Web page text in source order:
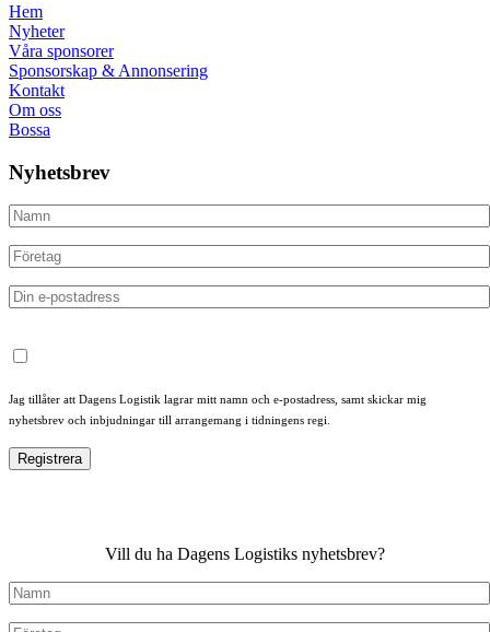
Hem
Nyheter
Våra sponsorer
Sponsorskap & Annonsering
Kontakt
Om oss
Bossa
Nyhetsbrev
Jag tillåter att Dagens Logistik lagrar mitt namn och e-postadress, samt skickar mig
nyhetsbrev och inbjudningar till arrangemang i tidningens regi.
Vill du ha Dagens Logistiks nyhetsbrev?